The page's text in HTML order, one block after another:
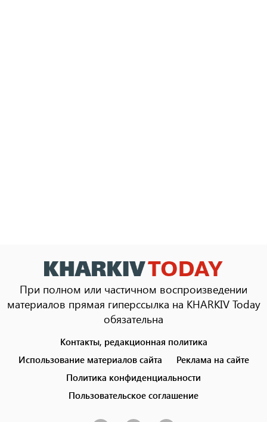
При полном или частичном воспроизведении
материалов прямая гиперссылка на KHARKIV Today
обязательна
menu
Контакты, редакционная политика
Использование материалов сайта
Реклама на сайте
Политика конфиденциальности
Пользовательское соглашение